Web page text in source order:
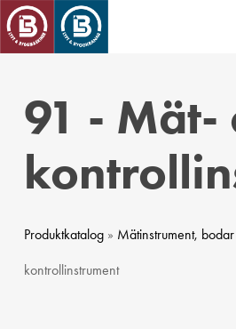
Skip
to
main
91 - Mät-
Produktkatalog» Mätinstrument, bodar
kontrollinstrument